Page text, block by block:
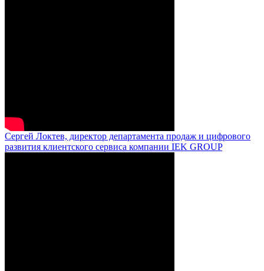
Сергей Локтев, директор департамента продаж и цифрового
развития клиентского сервиса компании IEK GROUP